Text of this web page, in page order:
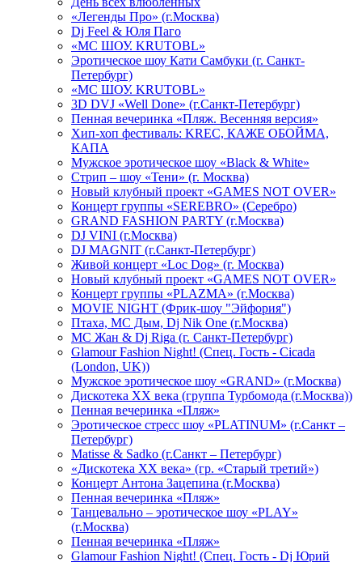
«Легенды Про» (г.Москва)
Dj Feel & Юля Паго
«МС ШОУ. KRUTOBL»
Эротическое шоу Кати Самбуки (г. Санкт-
Петербург)
«МС ШОУ. KRUTOBL»
3D DVJ «Well Done» (г.Санкт-Петербург)
Пенная вечеринка «Пляж. Весенняя версия»
Хип-хоп фестиваль: KREC, КАЖЕ ОБОЙМА,
КАПА
Мужское эротическое шоу «Black & White»
Стрип – шоу «Тени» (г. Москва)
Новый клубный проект «GAMES NOT OVER»
Концерт группы «SEREBRO» (Серебро)
GRAND FASHION PARTY (г.Москва)
DJ VINI (г.Москва)
DJ MAGNIT (г.Санкт-Петербург)
Живой концерт «Loc Dog» (г. Москва)
Новый клубный проект «GAMES NOT OVER»
Концерт группы «PLAZMA» (г.Москва)
MOVIE NIGHT (Фрик-шоу "Эйфория")
Птаха, МС Дым, Dj Nik One (г.Москва)
МС Жан & Dj Riga (г. Санкт-Петербург)
Glamour Fashion Night! (Спец. Гость - Cicada
(London, UK))
Мужское эротическое шоу «GRAND» (г.Москва)
Дискотека XX века (группа Турбомода (г.Москва))
Пенная вечеринка «Пляж»
Эротическое стресс шоу «PLATINUM» (г.Санкт –
Петербург)
Matisse & Sadko (г.Санкт – Петербург)
«Дискотека ХХ века» (гр. «Старый третий»)
Концерт Антона Зацепина (г.Москва)
Пенная вечеринка «Пляж»
Танцевально – эротическое шоу «PLAY»
(г.Москва)
Пенная вечеринка «Пляж»
Glamour Fashion Night! (Спец. Гость - Dj Юрий